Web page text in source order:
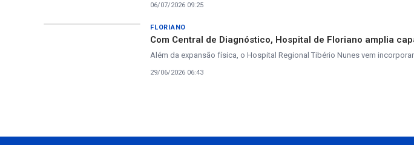
06/07/2026 09:25
FLORIANO
Com Central de Diagnóstico, Hospital de Floriano amplia
Além da expansão física, o Hospital Regional Tibério Nunes vem
29/06/2026 06:43